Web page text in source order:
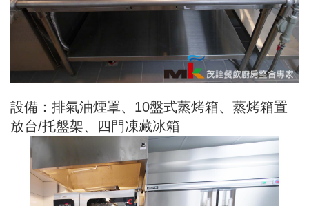
設備：排氣油煙罩、10盤式蒸烤箱、蒸烤箱置
放台/托盤架、四門凍藏冰箱